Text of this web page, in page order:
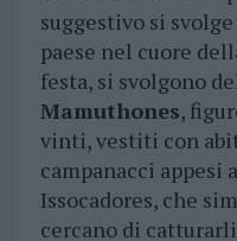
suggestivo si svolge
paese nel cuore
festa, si svolgono
Mamuthones,
vinti, vestiti con
campanacci appesi
Issocadores, che
cercano di